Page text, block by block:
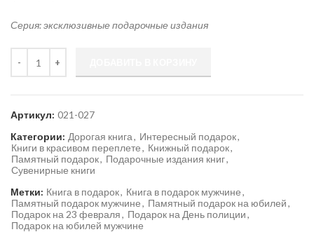
Серия: эксклюзивные подарочные издания
Артикул: 021-027
Категории: Дорогая книга, Интересный подарок,
Книги в красивом переплете, Книжный подарок,
Памятный подарок, Подарочные издания книг,
Сувенирные книги
Метки: Книга в подарок, Книга в подарок мужчине,
Памятный подарок мужчине, Памятный подарок на юбилей,
Подарок на 23 февраля, Подарок на День полиции,
Подарок на юбилей мужчине